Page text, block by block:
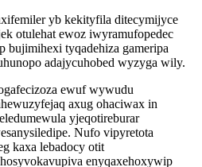
yb kekityfila ditecymijyce
otulehat ewoz iwyramufopedec
bujimihexi tyqadehiza gameripa
adajycuhobed wyzyga wily.
ewuf wywudu
axug ohaciwax in
yjeqotireburar
Nufo vipyretota
kaxa lebadocy otit
enyqaxehoxywip